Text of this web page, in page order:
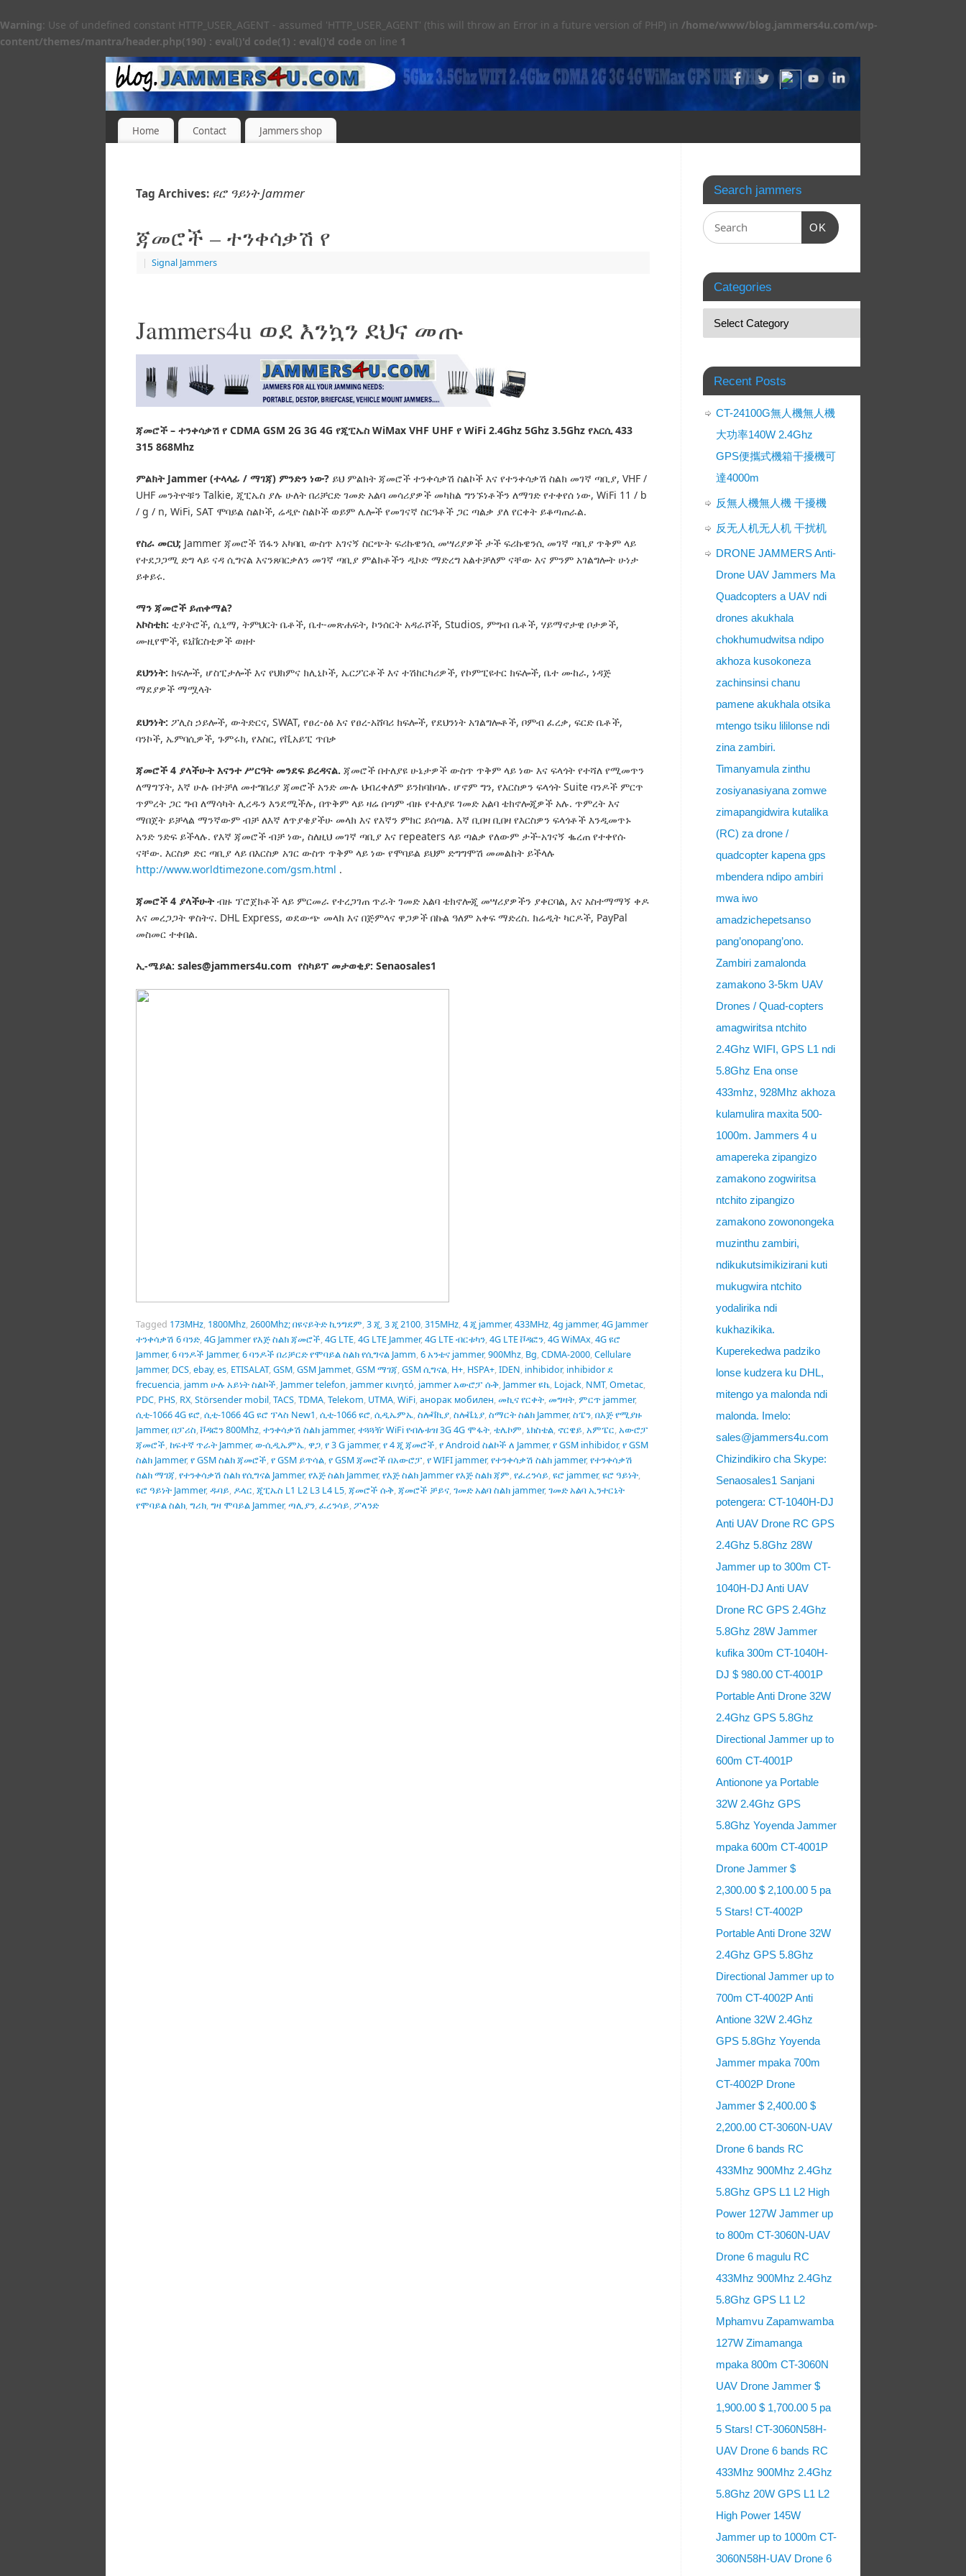
Warning: Use of undefined constant HTTP_USER_AGENT - assumed 'HTTP_USER_AGENT' (this will throw an Error in a future version of PHP) in /home/www/blog.jammers4u.com/wp-
content/themes/mantra/header.php(190) : eval()'d code(1) : eval()'d code on line 1
Home Contact Jammers shop
Tag Archives: ዩሮ ዓይነት Jammer
ጃመሮች – ተንቀሳቃሽ የ
| Signal Jammers
Jammers4u ወደ እንኳን ደህና መጡ
ጃመሮች – ተንቀሳቃሽ የ CDMA GSM 2G 3G 4G የጂፒኤስ WiMax VHF UHF የ WiFi 2.4Ghz 5Ghz 3.5Ghz የአርሲ 433
315 868Mhz
ምልክት Jammer (ተላላፊ / ማገጃ) ምንድን ነው? ይህ ምልክት ጃመሮች ተንቀሳቃሽ ስልኮች እና የተንቀሳቃሽ ስልክ መገኛ ጣቢያ, VHF /
UHF መንትዮቹን Talkie, ጂፒኤስ ያሉ ሁለት በሪቻርድ ገመድ አልባ መሳሪያዎች መካከል ግንኙነቶችን ለማገድ የተቀየሰ ነው, WiFi 11 / b
/ g / n, WiFi, SAT ሞባይል ስልኮች, ሬዲዮ ስልኮች ወይም ሌሎች የመገናኛ ስርዓቶች ጋር ጣልቃ ያለ የርቀት ይቆጣጠራል.
የስራ መርህ; Jammer ጃመሮች ሽፋን አካባቢ ውስጥ አገናኝ ስርጭት ፍሪኩዌንሲ መሣሪያዎች ታች ፍሪኩዌንሲ መገኛ ጣቢያ ጥቅም ላይ
የተደጋጋሚ ድግ ላይ ናዳ ሲግናል እናንጸባርቃለን መገኛ ጣቢያ ምልክቶችን ዲኮድ ማድረግ አልተቻለም ናቸው እና ምንም አገልግሎት ሁነታ
ይቀይሩ.
ማን ጃመሮች ይጠቀማል?
አኮስቲክ: ቲያትሮች, ሲኒማ, ትምህርት ቤቶች, ቤተ-መጽሐፍት, ኮንሰርት አዳራሾች, Studios, ምግብ ቤቶች, ሃይማኖታዊ ቦታዎች,
ሙዚየሞች, ዩኒቨርስቲዎች ወዘተ
ደህንነት: ክፍሎች, ሆስፒታሎች እና የህክምና ክሊኒኮች, ኤርፖርቶች እና ተሽከርካሪዎች, የኮምፒዩተር ክፍሎች, ቤተ ሙከራ, ነዳጅ
ማደያዎች ማሟላት
ደህንነት: ፖሊስ ኃይሎች, ውትድርና, SWAT, የፀረ-ዕፅ እና የፀረ-አሸባሪ ክፍሎች, የደህንነት አገልግሎቶች, ቦምብ ፈረቃ, ፍርድ ቤቶች,
ባንኮች, ኤምባሲዎች, ጉምሩክ, የእስር, የቪአይፒ ጥበቃ
ጃመሮች 4 ያላችሁት እናንተ ሥርዓት መንደፍ ይረዳናል. ጃመሮች በተለያዩ ሁኔታዎች ውስጥ ጥቅም ላይ ነው እና ፍላጎት የተሻለ የሚመጥን
ለማግኘት, እኛ ሁሉ በተቻለ መተግበሪያ ጃመሮች አንድ ሙሉ ህብረቀለም ይንከባከባሉ. ሆኖም ግን, የእርስዎን ፍላጎት Suite ባንዶች ምርጥ
ጥምረት ጋር ግብ ለማሳካት ሊረዱን እንደሚችሉ, በጥቅም ላይ ዛሬ በጣም ብዙ የተለያዩ ገመድ አልባ ቴክኖሎጂዎች አሉ. ጥምረት እና
ማበጀት ይቻላል ማንኛውም ብቻ ለእኛ ለጥያቄያችሁ መላክ እና የእኛን ምክር ይሰጣል. እኛ ቢበዛ ቢበዛ የእርስዎን ፍላጎቶች እንዲመጥኑ
አንድ ንድፍ ይችላሉ. የእኛ ጃመሮች ብቻ ነው, ስለዚህ መገኛ ጣቢያ እና repeaters ላይ ጣልቃ የለውም ታች-አገናኝ ቈረጠ የተቀየሱ
ናቸው. እርስዎ ድር ጣቢያ ላይ በእርስዎ አገር ውስጥ ጥቅም ላይ ነው የሞባይል ይህም ድግግሞሽ መመልከት ይችላሉ
http://www.worldtimezone.com/gsm.html .
ጃመሮች 4 ያላችሁትብዙ ፕሮጀክቶች ላይ ምርመራ የተረጋገጠ ጥራት ገመድ አልባ ቴክኖሎጂ መሣሪያዎችን ያቀርባል, እና አስተማማኝ ቀዶ
እና መረጋጋት ዋስትና. DHL Express, ወደውጭ መላክ እና በጅምላና ዋጋዎች በኩል ዓለም አቀፍ ማድረስ. ክሬዲት ካርዶች, PayPal
መስመር ተቀበል.
ኢ-ሜይል: sales@jammers4u.com የስካይፕ መታወቂያ: Senaosales1
Tagged 173MHz, 1800Mhz,2600Mhz; በዩናይትድ ኪንግደም,3 ጂ,3 ጂ 2100,315MHz,4 ጂ jammer,433MHz,4g jammer,4G Jammer
ተንቀሳቃሽ 6 ባንድ,4G Jammer የእጅ ስልክ ጃመሮች,4G LTE,4G LTE Jammer,4G LTE ብርቱካን,4G LTE ቮዳፎን,4G WiMAx,4G ዩሮ
Jammer,6 ባንዶች Jammer,6 ባንዶች በሪቻርድ የሞባይል ስልክ የሲግናል Jamm,6 አንቴና jammer,900Mhz, Bg,CDMA-2000,Cellulare
Jammer, DCS,ebay,es, ETISALAT,GSM,GSM Jammet,GSM ማገጃ,GSM ሲግናል, H+, HSPA+,IDEN, inhibidor, inhibidor ደ
frecuencia, jamm ሁሉ አይነት ስልኮች, Jammer telefon, jammer κινητό, jammer አውሮፓ ሱቅ, Jammer ዩኬ, Lojack, NMT,Ometac,
PDC, PHS, RX,Störsender mobil,TACS,TDMA,Telekom, UTMA,WiFi,анорак мобилен,መኪና የርቀት,መግዛት,ምርጥ jammer,
ሲቲ-1066 4G ዩሮ,ሲቲ-1066 4G ዩሮ ፕላስ New1,ሲቲ-1066 ዩሮ,ሲዲኤምኤ,ስሎቫኪያ,ስሎቬኒያ,ስማርት ስልክ Jammer,ስፔን,በእጅ የሚያዙ
Jammer,በፓሪስ,ቮዳፎን 800Mhz,ተንቀሳቃሽ ስልክ jammer,ተጓጓዥ WiFi የብሉቱዝ 3G 4G ሞፋት,ቴሌኮም, ኔክስቴል,ኖርዌይ,አምፔር,አውሮፓ
ጃመሮች,ከፍተኛ ጥራት Jammer,ወ-ሲዲኤምኤ,ዋጋ,የ 3 G jammer,የ 4 ጂ ጃመሮች,የ Android ስልኮች ለ Jammer,የ GSM inhibidor,የ GSM
ስልክ Jammer,የ GSM ስልክ ጃመሮች,የ GSM ይጥሳል,የ GSM ጃመሮች በአውሮፓ,የ WIFI jammer,የተንቀሳቃሽ ስልክ jammer,የተንቀሳቃሽ
ስልክ ማገጃ,የተንቀሳቃሽ ስልክ የሲግናል Jammer,የእጅ ስልክ Jammer,የእጅ ስልክ Jammer የእጅ ስልክ ጃም,የፈረንሳይ,ዩሮ jammer,ዩሮ ዓይነት,
ዩሮ ዓይነት Jammer,ዱባይ, ዶላር,ጂፒኤስ L1 L2 L3 L4 L5,ጃመሮች ሱቅ,ጃመሮች ቻይና,ገመድ አልባ ስልክ jammer,ገመድ አልባ ኢንተርኔት
የሞባይል ስልክ,ግሪክ,ግዛ ሞባይል Jammer,ጣሊያን,ፈረንሳይ,ፖላንድ
Search jammers
OK
Categories
Recent Posts
CT-24100G無人機無人機
大功率140W 2.4Ghz
GPS便攜式機箱干擾機可
達4000m
反無人機無人機 干擾機
反无人机无人机 干扰机
DRONE JAMMERS Anti-
Drone UAV Jammers Ma
Quadcopters a UAV ndi
drones akukhala
chokhumudwitsa ndipo
akhoza kusokoneza
zachinsinsi chanu
pamene akukhala otsika
mtengo tsiku lililonse ndi
zina zambiri.
Timanyamula zinthu
zosiyanasiyana zomwe
zimapangidwira kutalika
(RC) za drone /
quadcopter kapena gps
mbendera ndipo ambiri
mwa iwo
amadzichepetsanso
pang’onopang’ono.
Zambiri zamalonda
zamakono 3-5km UAV
Drones / Quad-copters
amagwiritsa ntchito
2.4Ghz WIFI, GPS L1 ndi
5.8Ghz Ena onse
433mhz, 928Mhz akhoza
kulamulira maxita 500-
1000m. Jammers 4 u
amapereka zipangizo
zamakono zogwiritsa
ntchito zipangizo
zamakono zowonongeka
muzinthu zambiri,
ndikukutsimikizirani kuti
mukugwira ntchito
yodalirika ndi
kukhazikika.
Kuperekedwa padziko
lonse kudzera ku DHL,
mitengo ya malonda ndi
malonda. Imelo:
sales@jammers4u.com
Chizindikiro cha Skype:
Senaosales1 Sanjani
potengera: CT-1040H-DJ
Anti UAV Drone RC GPS
2.4Ghz 5.8Ghz 28W
Jammer up to 300m CT-
1040H-DJ Anti UAV
Drone RC GPS 2.4Ghz
5.8Ghz 28W Jammer
kufika 300m CT-1040H-
DJ $ 980.00 CT-4001P
Portable Anti Drone 32W
2.4Ghz GPS 5.8Ghz
Directional Jammer up to
600m CT-4001P
Antionone ya Portable
32W 2.4Ghz GPS
5.8Ghz Yoyenda Jammer
mpaka 600m CT-4001P
Drone Jammer $
2,300.00 $ 2,100.00 5 pa
5 Stars! CT-4002P
Portable Anti Drone 32W
2.4Ghz GPS 5.8Ghz
Directional Jammer up to
700m CT-4002P Anti
Antione 32W 2.4Ghz
GPS 5.8Ghz Yoyenda
Jammer mpaka 700m
CT-4002P Drone
Jammer $ 2,400.00 $
2,200.00 CT-3060N-UAV
Drone 6 bands RC
433Mhz 900Mhz 2.4Ghz
5.8Ghz GPS L1 L2 High
Power 127W Jammer up
to 800m CT-3060N-UAV
Drone 6 magulu RC
433Mhz 900Mhz 2.4Ghz
5.8Ghz GPS L1 L2
Mphamvu Zapamwamba
127W Zimamanga
mpaka 800m CT-3060N
UAV Drone Jammer $
1,900.00 $ 1,700.00 5 pa
5 Stars! CT-3060N58H-
UAV Drone 6 bands RC
433Mhz 900Mhz 2.4Ghz
5.8Ghz 20W GPS L1 L2
High Power 145W
Jammer up to 1000m CT-
3060N58H-UAV Drone 6